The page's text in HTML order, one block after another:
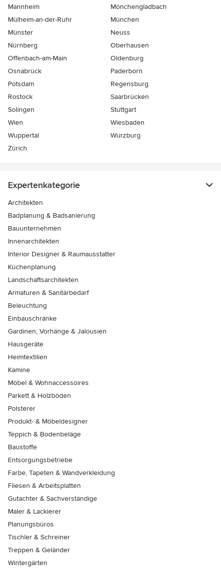
Mannheim
Mönchen­gladbach
Mülheim-an-der-Ruhr
München
Münster
Neuss
Nürnberg
Oberhausen
Offenbach-am-Main
Oldenburg
Osnabrück
Paderborn
Potsdam
Regensburg
Rostock
Saarbrücken
Solingen
Stuttgart
Wien
Wiesbaden
Wuppertal
Würzburg
Zürich
Expertenkategorie
Architekten
Badplanung & Badsanierung
Bauunternehmen
Innenarchitekten
Interior Designer & Raumausstatter
Küchenplanung
Landschaftsarchitekten
Armaturen & Sanitärbedarf
Beleuchtung
Einbauschränke
Gardinen, Vorhänge & Jalousien
Hausgeräte
Heimtextilien
Kamine
Möbel & Wohnaccessoires
Parkett & Holzböden
Polsterer
Produkt- & Möbeldesigner
Teppich & Bodenbeläge
Baustoffe
Entsorgungsbetriebe
Farbe, Tapeten & Wandverkleidung
Fliesen & Arbeitsplatten
Gutachter & Sachverständige
Maler & Lackierer
Planungsbüros
Tischler & Schreiner
Treppen & Geländer
Wintergärten